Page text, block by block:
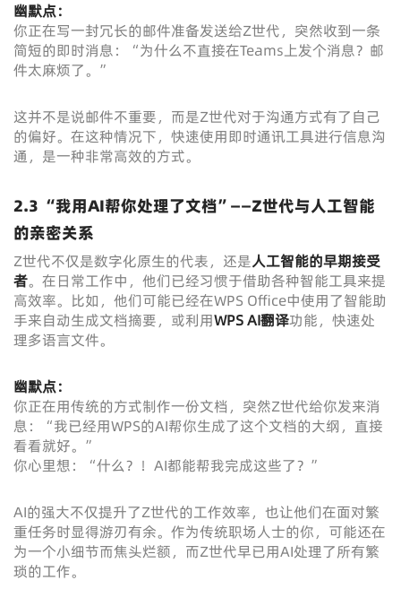
幽默点：
你正在写一封冗长的邮件准备发送给Z世代，突然收到一条
简短的即时消息：“为什么不直接在Teams上发个消息？邮
件太麻烦了。”
这并不是说邮件不重要，而是Z世代对于沟通方式有了自己
的偏好。在这种情况下，快速使用即时通讯工具进行信息沟
通，是一种非常高效的方式。
2.3 “我用AI帮你处理了文档”——Z世代与人工智能
的亲密关系
Z世代不仅是数字化原生的代表，还是人工智能的早期接受
者。在日常工作中，他们已经习惯于借助各种智能工具来提
高效率。比如，他们可能已经在WPS Office中使用了智能助
手来自动生成文档摘要，或利用WPS AI翻译功能，快速处
理多语言文件。
幽默点：
你正在用传统的方式制作一份文档，突然Z世代给你发来消
息：“我已经用WPS的AI帮你生成了这个文档的大纲，直接
看看就好。”
你心里想：“什么？！AI都能帮我完成这些了？”
AI的强大不仅提升了Z世代的工作效率，也让他们在面对繁
重任务时显得游刃有余。作为传统职场人士的你，可能还在
为一个小细节而焦头烂额，而Z世代早已用AI处理了所有繁
琐的工作。